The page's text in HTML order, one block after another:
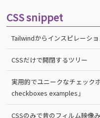
CSS snippet
Tailwindからインスピレーシ
CSSだけで開閉するツリー
実用的でユニークなチェック
checkboxes examples」
CSSのみで昔のフィルム映像